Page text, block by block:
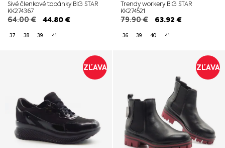
Sivé členkové topánky BIG STAR
KK274367
64.00€ 44.80€
37 38 39 41
Trendy workery BIG STAR
KK274521
79.90€ 63.92 €
36 39 40 41
ZĽAVA ZĽAVA